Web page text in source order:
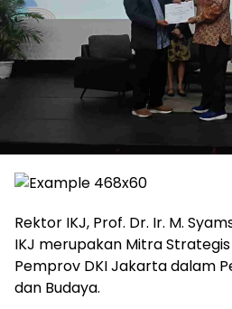
Rektor IKJ, Prof. Dr. Ir. M.
IKJ merupakan Mitra
Pemprov DKI Jakarta dalam
dan Budaya.